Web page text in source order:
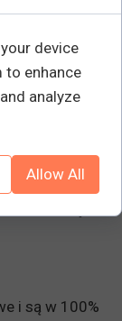
mm:
rury.
z których
20 różnych
i są w 100%
device
to enhance
analyze
Allow All